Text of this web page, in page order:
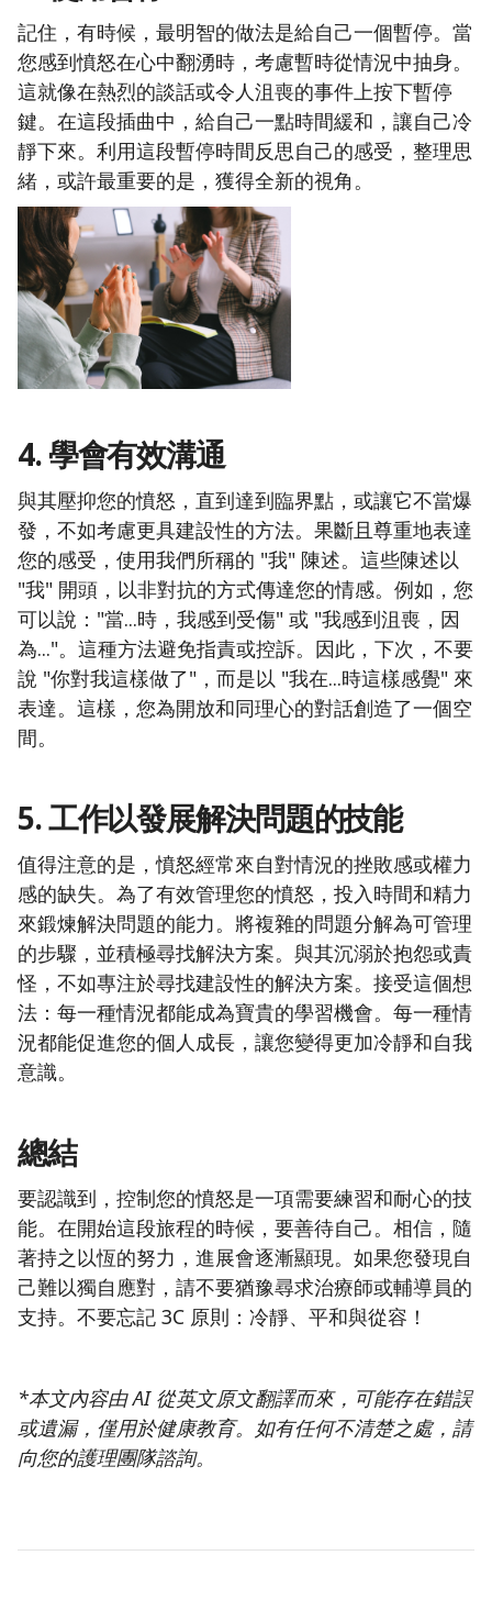
記住，有時候，最明智的做法是給自己一個暫停。當
您感到憤怒在心中翻湧時，考慮暫時從情況中抽身。
這就像在熱烈的談話或令人沮喪的事件上按下暫停
鍵。在這段插曲中，給自己一點時間緩和，讓自己冷
靜下來。利用這段暫停時間反思自己的感受，整理思
緒，或許最重要的是，獲得全新的視角。
4. 學會有效溝通
與其壓抑您的憤怒，直到達到臨界點，或讓它不當爆
發，不如考慮更具建設性的方法。果斷且尊重地表達
您的感受，使用我們所稱的 "我" 陳述。這些陳述以
"我" 開頭，以非對抗的方式傳達您的情感。例如，您
可以說："當...時，我感到受傷" 或 "我感到沮喪，因
為..."。這種方法避免指責或控訴。因此，下次，不要
說 "你對我這樣做了"，而是以 "我在...時這樣感覺" 來
表達。這樣，您為開放和同理心的對話創造了一個空
間。
5. 工作以發展解決問題的技能
值得注意的是，憤怒經常來自對情況的挫敗感或權力
感的缺失。為了有效管理您的憤怒，投入時間和精力
來鍛煉解決問題的能力。將複雜的問題分解為可管理
的步驟，並積極尋找解決方案。與其沉溺於抱怨或責
怪，不如專注於尋找建設性的解決方案。接受這個想
法：每一種情況都能成為寶貴的學習機會。每一種情
況都能促進您的個人成長，讓您變得更加冷靜和自我
意識。
總結
要認識到，控制您的憤怒是一項需要練習和耐心的技
能。在開始這段旅程的時候，要善待自己。相信，隨
著持之以恆的努力，進展會逐漸顯現。如果您發現自
己難以獨自應對，請不要猶豫尋求治療師或輔導員的
支持。不要忘記 3C 原則：冷靜、平和與從容！
*本文內容由 AI 從英文原文翻譯而來，可能存在錯誤
或遺漏，僅用於健康教育。如有任何不清楚之處，請
向您的護理團隊諮詢。